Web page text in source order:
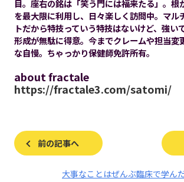
目。座右の銘は「笑う門には福来たる」。根
を最大限に利用し、日々楽しく訪問中。マル
トだから特技っていう特技はないけど、強い
形成が無駄に得意。今までクレームや担当変
な自慢。ちゃっかり保健師免許所有。
about fractale
https://fractale3.com/satomi/
前の記事へ
大事なことはぜんぶ臨床で学ん